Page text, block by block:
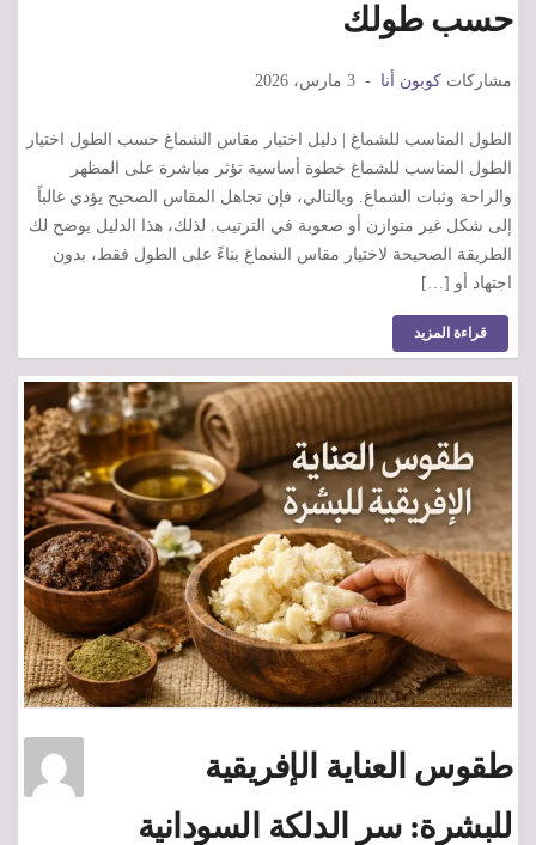
حسب طولك
مشاركات كوبون أنا 3 مارس، 2026
الطول المناسب للشماغ | دليل اختيار مقاس الشماغ حسب الطول اختيار
الطول المناسب للشماغ خطوة أساسية تؤثر مباشرة على المظهر
والراحة وثبات الشماغ. وبالتالي، فإن تجاهل المقاس الصحيح يؤدي غالباً
إلى شكل غير متوازن أو صعوبة في الترتيب. لذلك، هذا الدليل يوضح لك
الطريقة الصحيحة لاختيار مقاس الشماغ بناءً على الطول فقط، بدون
اجتهاد أو […]
قراءة المزيد
طقوس العناية الإفريقية
للبشرة: سر الدلكة السودانية